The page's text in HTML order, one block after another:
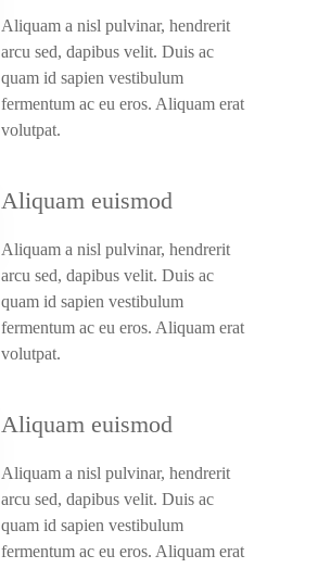
Aliquam a nisl pulvinar, hendrerit
arcu sed, dapibus velit. Duis ac
quam id sapien vestibulum
fermentum ac eu eros. Aliquam erat
volutpat.
Aliquam euismod
Aliquam a nisl pulvinar, hendrerit
arcu sed, dapibus velit. Duis ac
quam id sapien vestibulum
fermentum ac eu eros. Aliquam erat
volutpat.
Aliquam euismod
Aliquam a nisl pulvinar, hendrerit
arcu sed, dapibus velit. Duis ac
quam id sapien vestibulum
fermentum ac eu eros. Aliquam erat